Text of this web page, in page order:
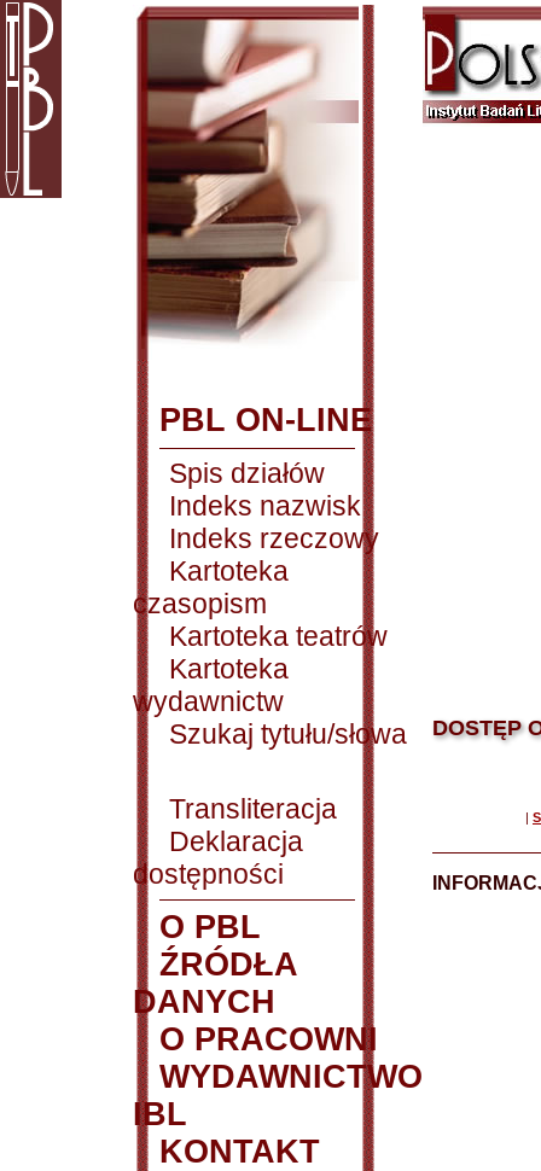
PBL ON-LINE
Spis działów
Indeks nazwisk
Indeks rzeczowy
Kartoteka
czasopism
Kartoteka teatrów
Kartoteka
wydawnictw
Szukaj tytułu/słowa
Transliteracja
Deklaracja
dostępności
O PBL
ŹRÓDŁA
DANYCH
O PRACOWNI
WYDAWNICTWO
IBL
KONTAKT
DOSTĘP
|